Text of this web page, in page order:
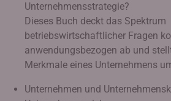
Unternehmensstrategie?
Dieses Buch deckt das Spektrum
betriebswirtschaftlicher Fragen
anwendungsbezogen ab und
Merkmale eines Unternehmens
Unternehmen und